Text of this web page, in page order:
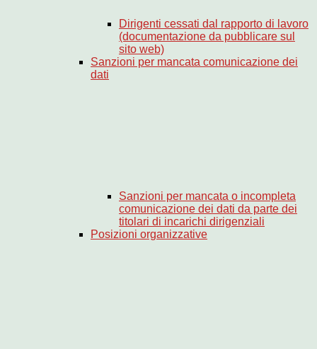
Dirigenti cessati dal rapporto di lavoro
(documentazione da pubblicare sul
sito web)
Sanzioni per mancata comunicazione dei
dati
Sanzioni per mancata o incompleta
comunicazione dei dati da parte dei
titolari di incarichi dirigenziali
Posizioni organizzative